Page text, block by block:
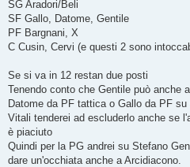
SG Aradori/Beli
SF Gallo, Datome, Gentile
PF Bargnani, X
C Cusin, Cervi (e questi 2 sono
Se si va in 12 restan due posti
Tenendo conto che Gentile può anche
Datome da PF tattica o Gallo da PF
Vitali tenderei ad escluderlo anche se
è piaciuto
Quindi per la PG andrei su Stefano
dare un'occhiata anche a Arcidiacono.